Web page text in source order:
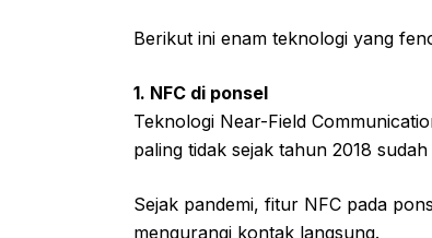
Berikut ini enam teknologi yang
1. NFC di ponsel
Teknologi Near-Field
paling tidak sejak tahun 2018
Sejak pandemi, fitur NFC pada
mengurangi kontak langsung.